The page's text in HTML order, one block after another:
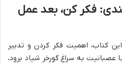
فکر کن، بعد عمل
کتاب، اهمیت فکر کردن و تدبیر
به سراغ گورخر شیاد برود،